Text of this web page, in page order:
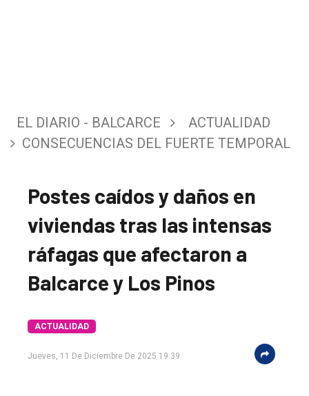
EL DIARIO - BALCARCE
ACTUALIDAD
CONSECUENCIAS DEL FUERTE TEMPORAL
Postes caídos y daños en
viviendas tras las intensas
ráfagas que afectaron a
Balcarce y Los Pinos
ACTUALIDAD
Jueves, 11 De Diciembre De 2025 19:39